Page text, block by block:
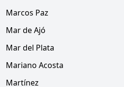
Marcos Paz
Mar de Ajó
Mar del Plata
Mariano Acosta
Martínez